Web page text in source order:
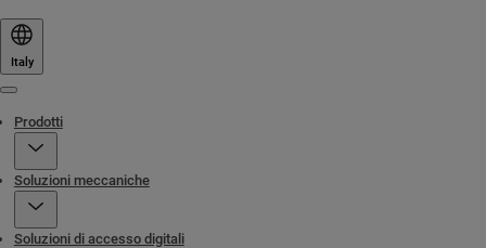
Italy
Prodotti
Soluzioni meccaniche
Soluzioni di accesso digitali